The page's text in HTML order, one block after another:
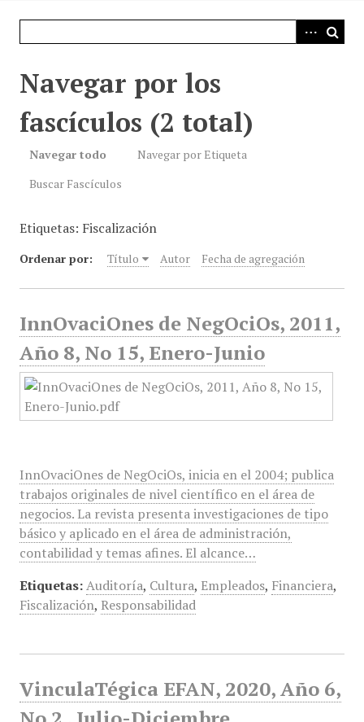
Navegar por los
fascículos (2 total)
Navegar todo
Navegar por Etiqueta
Buscar Fascículos
Etiquetas: Fiscalización
Ordenar por: Título Autor Fecha de agregación
InnOvaciOnes de NegOciOs, 2011,
Año 8, No 15, Enero-Junio
InnOvaciOnes de NegOciOs, inicia en el 2004; publica
trabajos originales de nivel científico en el área de
negocios. La revista presenta investigaciones de tipo
básico y aplicado en el área de administración,
contabilidad y temas afines. El alcance…
Etiquetas: Auditoría, Cultura, Empleados, Financiera,
Fiscalización, Responsabilidad
VinculaTégica EFAN, 2020, Año 6,